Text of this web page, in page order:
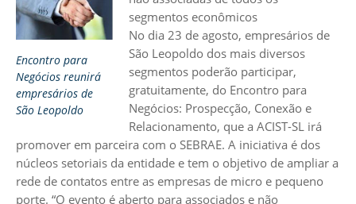
Encontro para
Negócios reunirá
empresários de
São Leopoldo
segmentos econômicos
No dia 23 de agosto, empresários de
São Leopoldo dos mais diversos
segmentos poderão participar,
gratuitamente, do Encontro para
Negócios: Prospecção, Conexão e
Relacionamento, que a ACIST-SL irá
promover em parceira com o SEBRAE. A iniciativa é dos
núcleos setoriais da entidade e tem o objetivo de ampliar a
rede de contatos entre as empresas de micro e pequeno
porte. “O evento é aberto para associados e não